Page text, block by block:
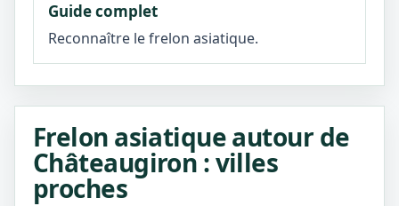
Guide complet
Reconnaître le frelon asiatique.
Frelon asiatique autour de
Châteaugiron : villes
proches